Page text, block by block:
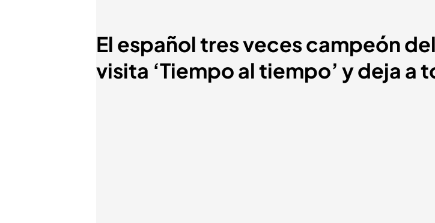
El español tres veces campeón
visita ‘Tiempo al tiempo’ y deja